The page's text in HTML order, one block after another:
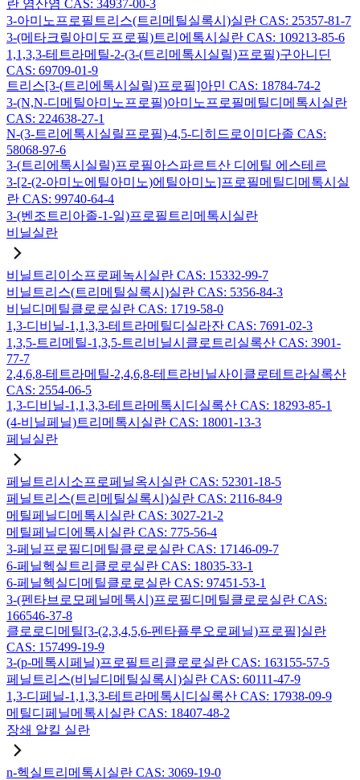
란 염산염 CAS: 34937-00-3
3-아미노프로필트리스(트리메틸실록시)실란 CAS: 25357-81-7
3-(메타크릴아미도프로필)트리에톡시실란 CAS: 109213-85-6
1,1,3,3-테트라메틸-2-(3-(트리메톡시실릴)프로필)구아니딘
CAS: 69709-01-9
트리스[3-(트리에톡시실릴)프로필]아민 CAS: 18784-74-2
3-(N,N-디메틸아미노프로필)아미노프로필메틸디메톡시실란
CAS: 224638-27-1
N-(3-트리에톡시실릴프로필)-4,5-디히드로이미다졸 CAS:
58068-97-6
3-(트리에톡시실릴)프로필아스파르트산 디에틸 에스테르
3-[2-(2-아미노에틸아미노)에틸아미노]프로필메틸디메톡시실
란 CAS: 99740-64-4
3-(벤조트리아졸-1-일)프로필트리메톡시실란
비닐실란
비닐트리이소프로페녹시실란 CAS: 15332-99-7
비닐트리스(트리메틸실록시)실란 CAS: 5356-84-3
비닐디메틸클로로실란 CAS: 1719-58-0
1,3-디비닐-1,1,3,3-테트라메틸디실라잔 CAS: 7691-02-3
1,3,5-트리메틸-1,3,5-트리비닐시클로트리실록산 CAS: 3901-
77-7
2,4,6,8-테트라메틸-2,4,6,8-테트라비닐사이클로테트라실록산
CAS: 2554-06-5
1,3-디비닐-1,1,3,3-테트라메톡시디실록산 CAS: 18293-85-1
(4-비닐페닐)트리메톡시실란 CAS: 18001-13-3
페닐실란
페닐트리시소프로페닐옥시실란 CAS: 52301-18-5
페닐트리스(트리메틸실록시)실란 CAS: 2116-84-9
메틸페닐디메톡시실란 CAS: 3027-21-2
메틸페닐디에톡시실란 CAS: 775-56-4
3-페닐프로필디메틸클로로실란 CAS: 17146-09-7
6-페닐헥실트리클로로실란 CAS: 18035-33-1
6-페닐헥실디메틸클로로실란 CAS: 97451-53-1
3-(펜타브로모페닐메톡시)프로필디메틸클로로실란 CAS:
166546-37-8
클로로디메틸[3-(2,3,4,5,6-펜타플루오로페닐)프로필]실란
CAS: 157499-19-9
3-(p-메톡시페닐)프로필트리클로로실란 CAS: 163155-57-5
페닐트리스(비닐디메틸실록시)실란 CAS: 60111-47-9
1,3-디페닐-1,1,3,3-테트라메톡시디실록산 CAS: 17938-09-9
메틸디페닐메톡시실란 CAS: 18407-48-2
장쇄 알킬 실란
n-헥실트리메톡시실란 CAS: 3069-19-0